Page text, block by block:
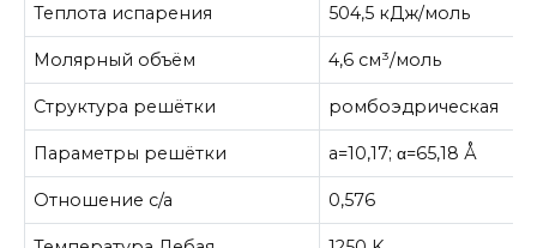
Теплота испарения 504,5 кДж/моль
Молярный объём 4,6 см³/моль
Структура решётки ромбоэдрическая
Параметры решётки a=10,17; α=65,18 Å
Отношение c/a 0,576